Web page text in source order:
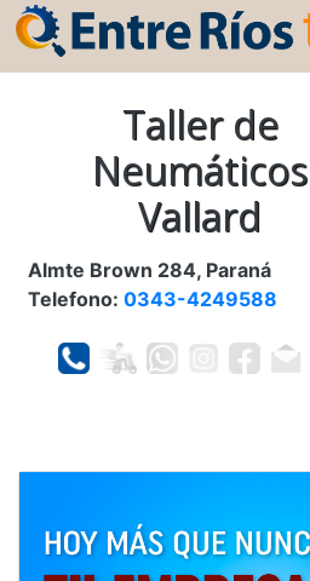
Taller de
Neumáticos
Vallard
Almte Brown 284, Paraná
Telefono: 0343-4249588